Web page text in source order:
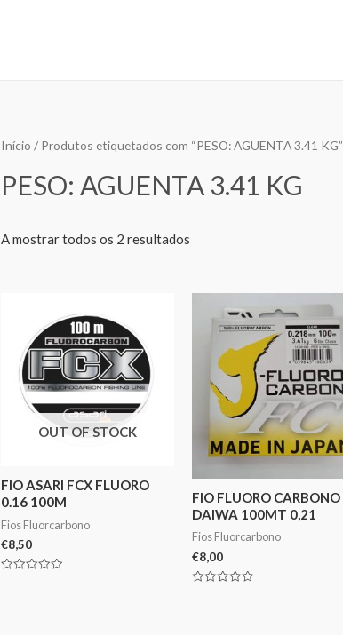
Início / Produtos etiquetados com “PESO: AGUENTA 3.41 KG”
PESO: AGUENTA 3.41 KG
A mostrar todos os 2 resultados
OUT OF STOCK
FIO ASARI FCX FLUORO
0.16 100M
Fios Fluorcarbono
€8,50
FIO FLUORO CARBONO
DAIWA 100MT 0,21
Fios Fluorcarbono
€8,00